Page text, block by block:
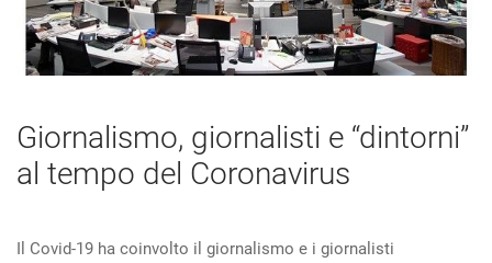
Giornalismo, giornalisti e “dintorni”
al tempo del Coronavirus
Il Covid-19 ha coinvolto il giornalismo e i giornalisti